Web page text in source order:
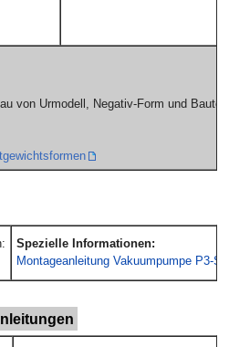
von Urmodell, Negativ-Form und Bauteil
Spezielle Informationen:
Montageanleitung Vakuumpumpe P3-